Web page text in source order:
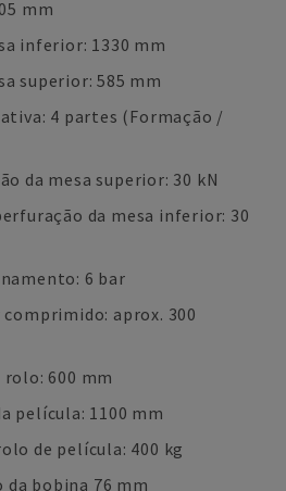
mm
inferior: 1330 mm
superior: 585 mm
4 partes (Formação /
da mesa superior: 30 kN
da mesa inferior: 30
6 bar
comprimido: aprox. 300
600 mm
película: 1100 mm
de película: 400 kg
bobina 76 mm